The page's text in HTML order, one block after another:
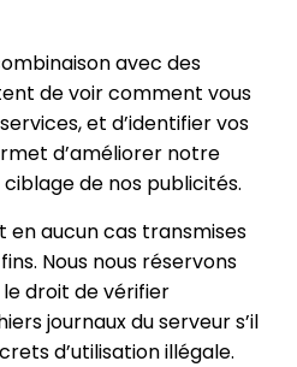
avec des
de voir comment vous
et d’identifier vos
d’améliorer notre
de nos publicités.
en aucun cas transmises
Nous nous réservons
droit de vérifier
journaux du serveur s’il
d’utilisation illégale.